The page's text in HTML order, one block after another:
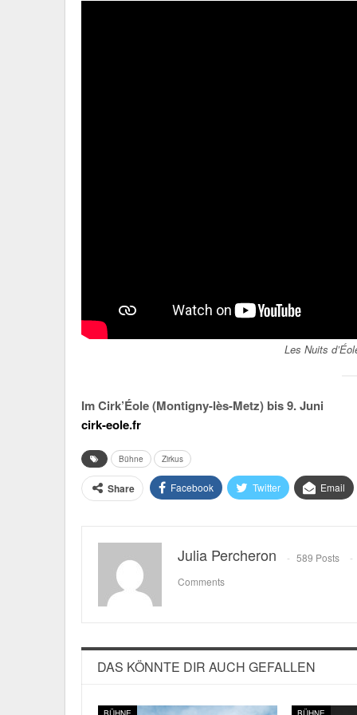
Les Nuits
Im Cirk’Éole (Montigny-lès-Metz) bis 9. Juni
cirk-eole.fr
Bühne Zirkus
Share Facebook Twitter Email
Julia Percheron 589 Posts
Comments
DAS KÖNNTE DIR AUCH GEFALLEN